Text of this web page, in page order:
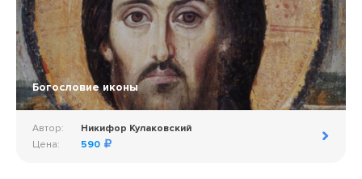
Богословие иконы
Автор:
Никифор Кулаковский
Цена:
590